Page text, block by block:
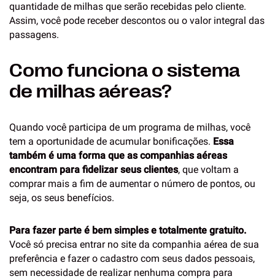
quantidade de milhas que serão recebidas pelo cliente.
Assim, você pode receber descontos ou o valor integral das
passagens.
Como funciona o sistema
de milhas aéreas?
Quando você participa de um programa de milhas, você
tem a oportunidade de acumular bonificações. Essa
também é uma forma que as companhias aéreas
encontram para fidelizar seus clientes, que voltam a
comprar mais a fim de aumentar o número de pontos, ou
seja, os seus benefícios.
Para fazer parte é bem simples e totalmente gratuito.
Você só precisa entrar no site da companhia aérea de sua
preferência e fazer o cadastro com seus dados pessoais,
sem necessidade de realizar nenhuma compra para